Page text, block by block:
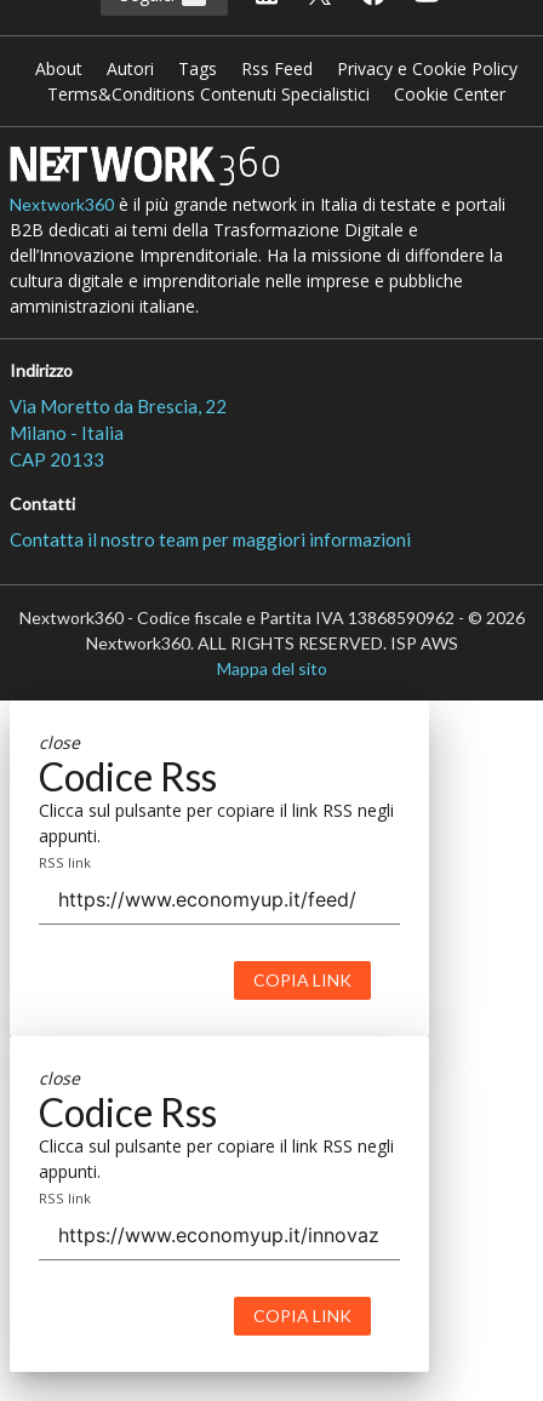
About Autori Tags Rss Feed
Privacy e Cookie Policy
Terms&Conditions Contenuti Specialistici
Cookie Center
Nextwork360è il più grande network in Italia di testate e portali
B2B dedicati ai temi della Trasformazione Digitale e
dell’Innovazione Imprenditoriale. Ha la missione di diffondere la
cultura digitale e imprenditoriale nelle imprese e pubbliche
amministrazioni italiane.
Indirizzo
Via Moretto da Brescia, 22
Milano - Italia
CAP 20133
Contatti
Contatta il nostro team per maggiori informazioni
Nextwork360 - Codice fiscale e Partita IVA 13868590962 - © 2026
Nextwork360. ALL RIGHTS RESERVED. ISP AWS
Mappa del sito
close
Codice Rss
Clicca sul pulsante per copiare il link RSS negli
appunti.
RSS link
COPIA LINK
close
Codice Rss
Clicca sul pulsante per copiare il link RSS negli
appunti.
RSS link
COPIA LINK